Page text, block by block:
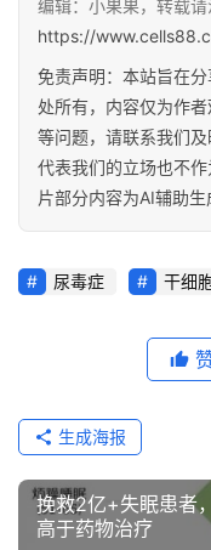
编辑：小果果，转载请
https://
免责声明：本站旨在
处所有，内容仅为作
等问题，请联系我们
代表我们的立场也不
片部分内容为AI辅助生
尿毒症 干细
生成海报
挽救2亿+失眠患者
高于药物治疗